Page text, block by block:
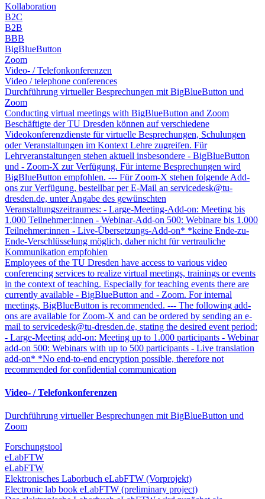
Kollaboration
B2C
B2B
BBB
BigBlueButton
Zoom
Video- / Telefonkonferenzen
Video / telephone conferences
Durchführung virtueller Besprechungen mit BigBlueButton und
Zoom
Conducting virtual meetings with BigBlueButton and Zoom
Beschäftigte der TU Dresden können auf verschiedene
Videokonferenzdienste für virtuelle Besprechungen, Schulungen
oder Veranstaltungen im Kontext Lehre zugreifen. Für
Lehrveranstaltungen stehen aktuell insbesondere - BigBlueButton
und - Zoom-X zur Verfügung. Für interne Besprechungen wird
BigBlueButton empfohlen. --- Für Zoom-X stehen folgende Add-
ons zur Verfügung, bestellbar per E-Mail an servicedesk@tu-
dresden.de, unter Angabe des gewünschten
Veranstaltungszeitraumes: - Large-Meeting-Add-on: Meeting bis
1.000 Teilnehmer:innen - Webinar-Add-on 500: Webinare bis 1.000
Teilnehmer:innen - Live-Übersetzungs-Add-on* *keine Ende-zu-
Ende-Verschlüsselung möglich, daher nicht für vertrauliche
Kommunikation empfohlen
Employees of the TU Dresden have access to various video
conferencing services to realize virtual meetings, trainings or events
in the context of teaching. Especially for teaching events there are
currently available - BigBlueButton and - Zoom. For internal
meetings, BigBlueButton is recommended. --- The following add-
ons are available for Zoom-X and can be ordered by sending an e-
mail to servicedesk@tu-dresden.de, stating the desired event period:
- Large-Meeting add-on: Meeting up to 1.000 participants - Webinar
add-on 500: Webinars with up to 500 participants - Live translation
add-on* *No end-to-end encryption possible, therefore not
recommended for confidential communication
Video- / Telefonkonferenzen
Durchführung virtueller Besprechungen mit BigBlueButton und
Zoom
Forschungstool
eLabFTW
eLabFTW
Elektronisches Laborbuch eLabFTW (Vorprojekt)
Electronic lab book eLabFTW (preliminary project)